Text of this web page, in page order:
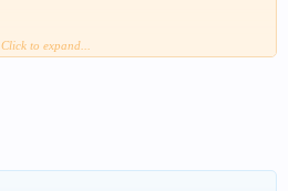
Click to expand...